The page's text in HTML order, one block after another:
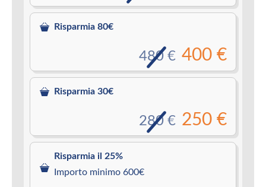
Risparmia 80€
400 €
480 €
Risparmia 30€
250 €
280 €
Risparmia il 25%
Importo minimo 600€